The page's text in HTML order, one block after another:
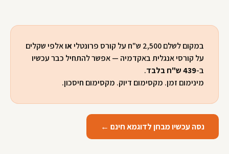
במקום לשלם 2,500 ש"ח על קורס פרונטלי אואלפי שקלים
על קורסי אנגלית באקדמיה — אפשר להתחיל כבר עכשיו
ב-439 ש"ח בלבד
.
מינימום זמן. מקסימום דיוק. מקסימום חיסכון.
נסה עכשיו מבחן לדוגמא חינם ←